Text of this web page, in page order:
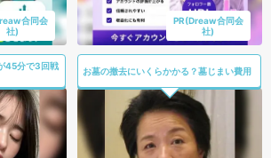
合同会
社)
PR(Dreaw合同会
社)
45分で3回戦
お墓の撤去にいくらかかる？墓じまい費用